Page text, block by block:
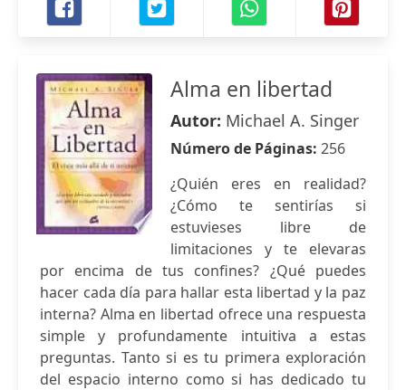
Alma en libertad
Autor: Michael A. Singer
Número de Páginas: 256
¿Quién eres en realidad?
¿Cómo te sentirías si
estuvieses libre de
limitaciones y te elevaras
por encima de tus confines? ¿Qué puedes
hacer cada día para hallar esta libertad y la paz
interna? Alma en libertad ofrece una respuesta
simple y profundamente intuitiva a estas
preguntas. Tanto si es tu primera exploración
del espacio interno como si has dedicado tu